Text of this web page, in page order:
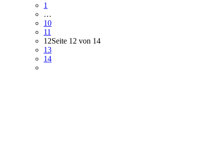
1
…
10
11
12Seite 12 von 14
13
14